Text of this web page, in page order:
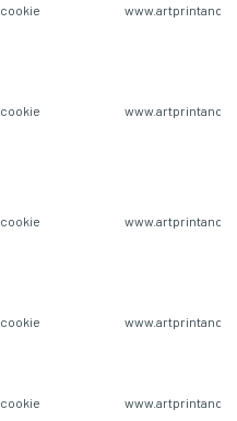
cookie
cookie
cookie
cookie
cookie